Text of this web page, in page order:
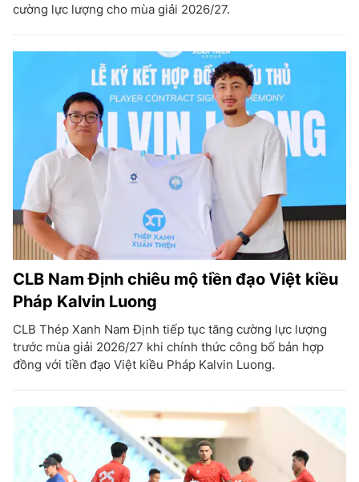
cường lực lượng cho mùa giải 2026/27.
CLB Nam Định chiêu mộ tiền đạo Việt kiều
Pháp Kalvin Luong
CLB Thép Xanh Nam Định tiếp tục tăng cường lực lượng
trước mùa giải 2026/27 khi chính thức công bố bản hợp
đồng với tiền đạo Việt kiều Pháp Kalvin Luong.